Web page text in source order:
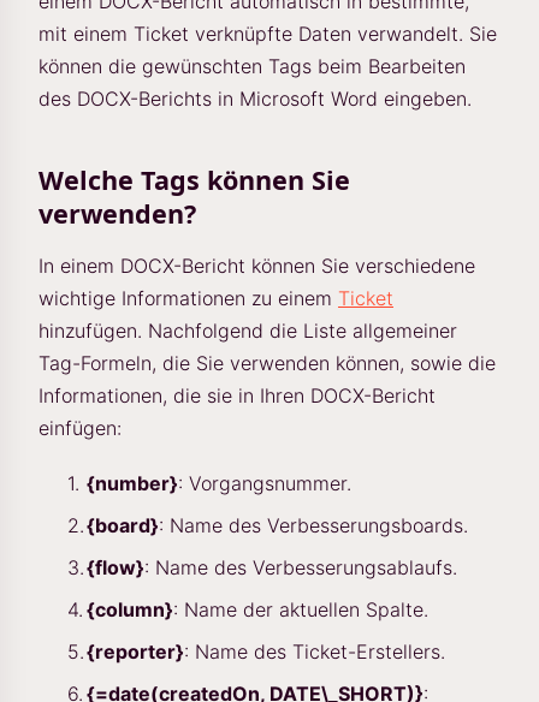
mit einem Ticket verknüpfte Daten verwandelt. Sie
können die gewünschten Tags beim Bearbeiten
des DOCX-Berichts in Microsoft Word eingeben.
Welche Tags können Sie
verwenden?
In einem DOCX-Bericht können Sie verschiedene
wichtige Informationen zu einem Ticket
hinzufügen. Nachfolgend die Liste allgemeiner
Tag-Formeln, die Sie verwenden können, sowie die
Informationen, die sie in Ihren DOCX-Bericht
einfügen:
{number}: Vorgangsnummer.
{board}: Name des Verbesserungsboards.
{flow}: Name des Verbesserungsablaufs.
{column}: Name der aktuellen Spalte.
{reporter}: Name des Ticket-Erstellers.
{=date(createdOn, DATE\_SHORT)}: